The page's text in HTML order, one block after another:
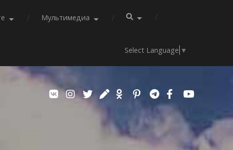
Мультимедиа
Select Language ▼